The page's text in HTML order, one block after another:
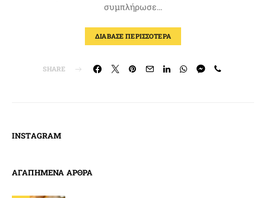
συμπλήρωσε…
ΔΙΑΒΑΣΕ ΠΕΡΙΣΣΟΤΕΡΑ
SHARE
INSTAGRAM
ΑΓΑΠΗΜΕΝΑ ΑΡΘΡΑ